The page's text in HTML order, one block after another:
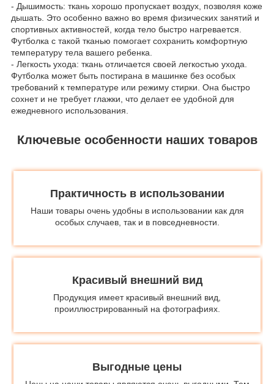
- Дышимость: ткань хорошо пропускает воздух, позволяя коже
дышать. Это особенно важно во время физических занятий и
спортивных активностей, когда тело быстро нагревается.
Футболка с такой тканью помогает сохранить комфортную
температуру тела вашего ребенка.
- Легкость ухода: ткань отличается своей легкостью ухода.
Футболка может быть постирана в машинке без особых
требований к температуре или режиму стирки. Она быстро
сохнет и не требует глажки, что делает ее удобной для
ежедневного использования.
Ключевые особенности наших товаров
Практичность в использовании
Наши товары очень удобны в использовании как для
особых случаев, так и в повседневности.
Красивый внешний вид
Продукция имеет красивый внешний вид,
проиллюстрированный на фотографиях.
Выгодные цены